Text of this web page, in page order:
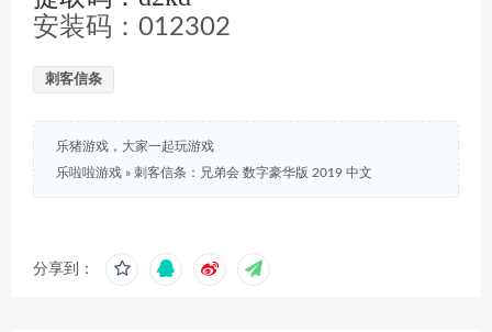
安装码：012302
刺客信条
乐猪游戏，大家一起玩游戏
乐啦啦游戏 » 刺客信条：兄弟会 数字豪华版 2019 中文
分享到：